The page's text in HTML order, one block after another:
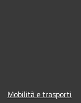
Mobilità e trasporti